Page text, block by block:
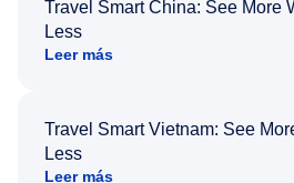
Travel Smart China: See More
Less
Leer más
Travel Smart Vietnam: See
Less
Leer más